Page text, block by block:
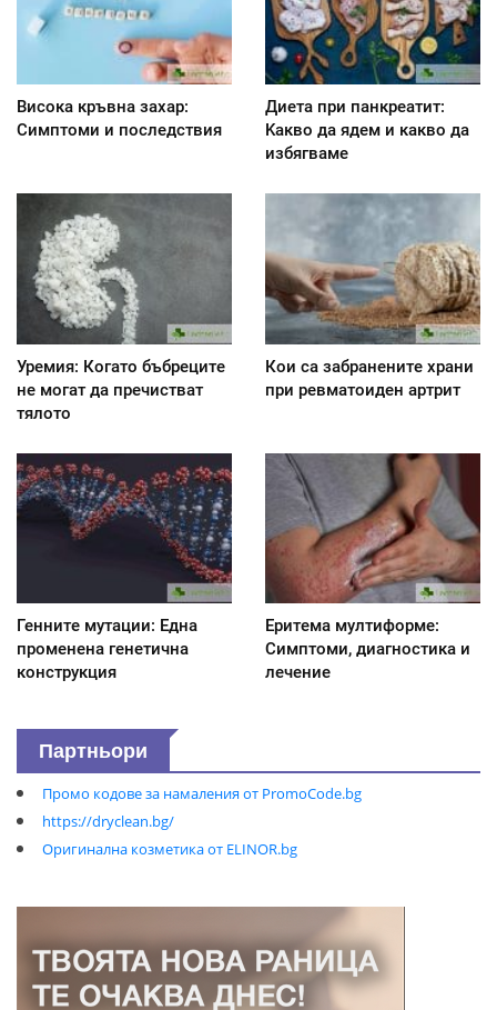
Висока кръвна захар:
Симптоми и последствия
Диета при панкреатит:
Kакво да ядем и какво да
избягваме
Уремия: Когато бъбреците
не могат да пречистват
тялото
Кои са забранените храни
при ревматоиден артрит
Генните мутации: Една
променена генетична
конструкция
Еритема мултиформе:
Симптоми, диагностика и
лечение
Партньори
Промо кодове за намаления от PromoCode.bg
https://dryclean.bg/
Оригинална козметика от ELINOR.bg